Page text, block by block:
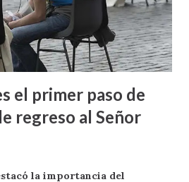
el primer paso de
regreso al Señor
la importancia del